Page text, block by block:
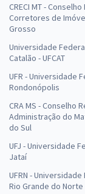
CRECI MT -
Corretores de
Grosso
Universidade
Catalão - UFCAT
UFR - Universidade
Rondonópolis
CRA MS - Conselho
Administração do
do Sul
UFJ - Universidade
Jataí
UFRN -
Rio Grande do Norte